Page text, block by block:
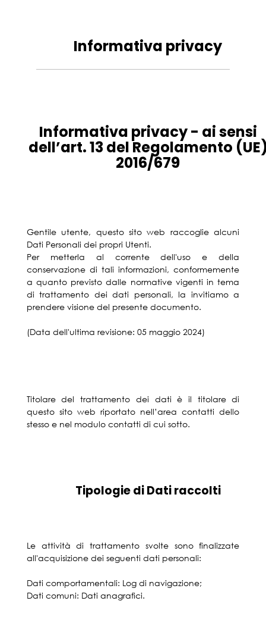
Informativa privacy
Informativa privacy - ai sensi
dell’art. 13 del Regolamento
2016/679
Gentile utente, questo sito web raccoglie alcuni
Dati Personali dei propri Utenti.
Per metterla al corrente dell'uso e della
conservazione di tali informazioni, conformemente
a quanto previsto dalle normative vigenti in tema
di trattamento dei dati personali, la invitiamo a
prendere visione del presente documento.
(Data dell'ultima revisione: 05 maggio 2024)
Titolare del trattamento dei dati è il titolare di
questo sito web riportato nell’area contatti dello
stesso e nel modulo contatti di cui sotto.
Tipologie di Dati raccolti
Le attività di trattamento svolte sono finalizzate
all'acquisizione dei seguenti dati personali:
Dati comportamentali: Log di navigazione;
Dati comuni: Dati anagrafici.